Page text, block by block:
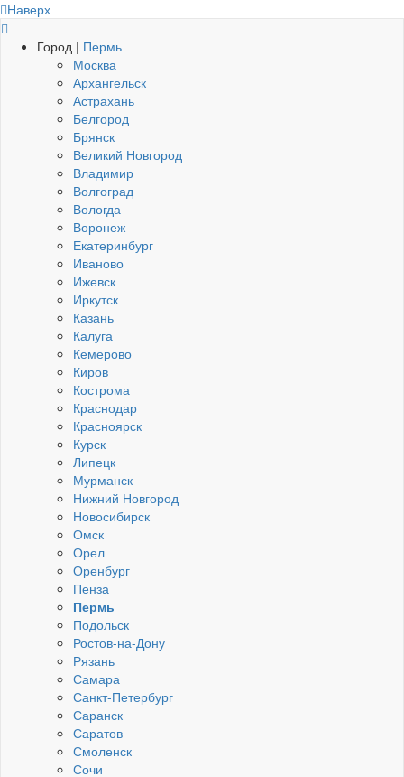
Наверх
Город | Пермь
Москва
Архангельск
Астрахань
Белгород
Брянск
Великий Новгород
Владимир
Волгоград
Вологда
Воронеж
Екатеринбург
Иваново
Ижевск
Иркутск
Казань
Калуга
Кемерово
Киров
Кострома
Краснодар
Красноярск
Курск
Липецк
Мурманск
Нижний Новгород
Новосибирск
Омск
Орел
Оренбург
Пенза
Пермь
Подольск
Ростов-на-Дону
Рязань
Самара
Санкт-Петербург
Саранск
Саратов
Смоленск
Сочи